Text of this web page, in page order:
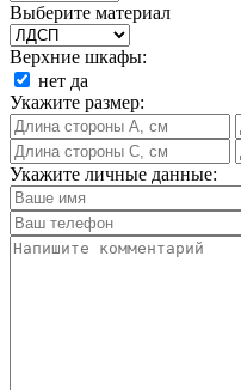
Выберите материал
Верхние шкафы:
нет да
Укажите размер:
Укажите личные данные: